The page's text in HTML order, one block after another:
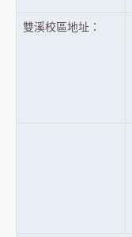
雙溪校區地址：